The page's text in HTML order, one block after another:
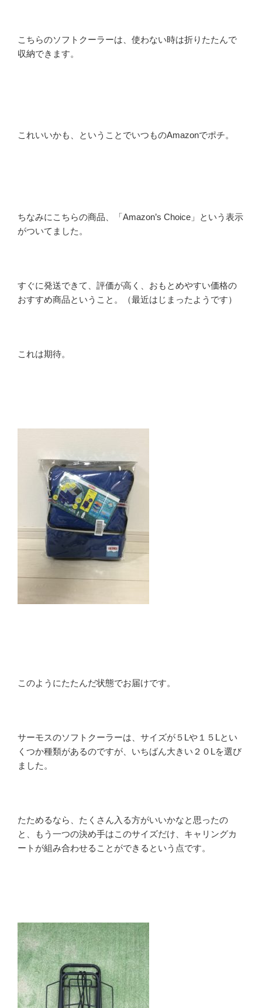
こちらのソフトクーラーは、使わない時は折りたたんで
収納できます。
これいいかも、ということでいつものAmazonでポチ。
ちなみにこちらの商品、「Amazon’s Choice」という表示
がついてました。
すぐに発送できて、評価が高く、おもとめやすい価格の
おすすめ商品ということ。（最近はじまったようです）
これは期待。
このようにたたんだ状態でお届けです。
サーモスのソフトクーラーは、サイズが５Lや１５Lとい
くつか種類があるのですが、いちばん大きい２０Lを選び
ました。
たためるなら、たくさん入る方がいいかなと思ったの
と、もう一つの決め手はこのサイズだけ、キャリングカ
ートが組み合わせることができるという点です。